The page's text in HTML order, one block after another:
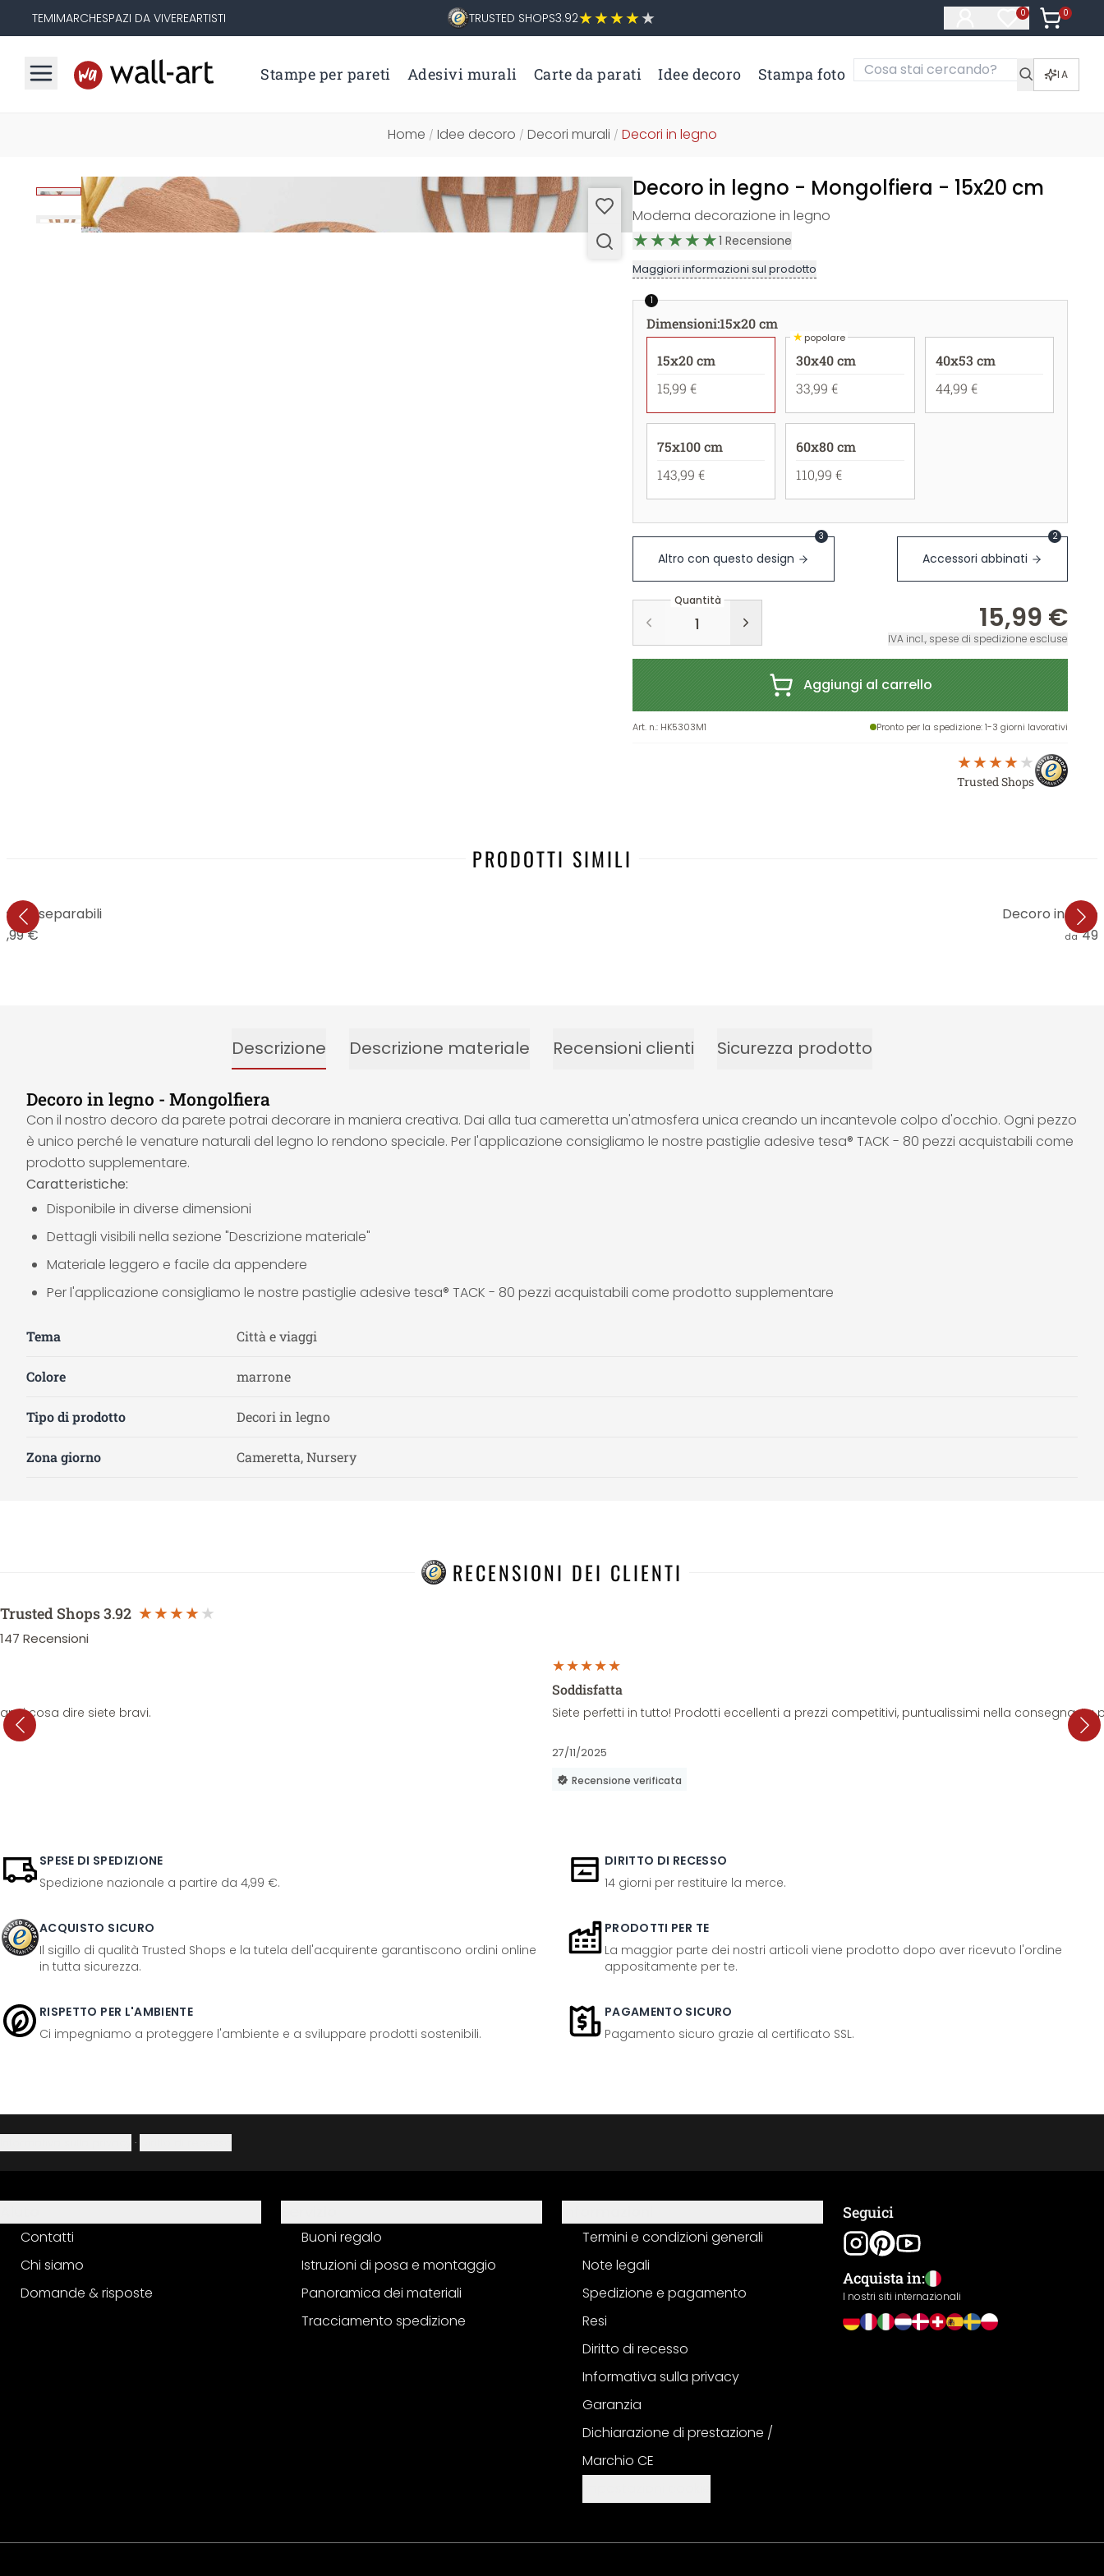
TEMIMARCHESPAZI DA VIVEREARTISTI TRUSTED SHOPS3.92 0
Articoli nella
0
Articoli
Stampe per pareti Adesivi murali Carte da parati Idee decoro Stampa foto IA
Home / Idee decoro / Decori murali / Decori in legno
Decoro in legno - Mongolfiera - 15x20 cm
Moderna decorazione in legno
1 Recensione
Maggiori informazioni sul prodotto
1
Dimensioni:15x20 cm
15x20 cm
15,99 €
★popolare
30x40 cm
33,99 €
40x53 cm
44,99 €
75x100 cm
143,99 €
60x80 cm
110,99 €
Altro con questo design
3
Accessori abbinati
2
Quantità
15,99 €
IVA incl., spese di spedizione escluse
Aggiungi al carrello
Art. n.: HK5303M1 Pronto per la spedizione: 1-3 giorni lavorativi
Trusted Shops
PRODOTTI SIMILI
- Inseparabili
€
Decoro in
da
Descrizione Descrizione materiale Recensioni clienti Sicurezza prodotto
Decoro in legno - Mongolfiera
Con il nostro decoro da parete potrai decorare in maniera creativa. Dai alla tua cameretta un'atmosfera unica creando un incantevole colpo d'occhio. Ogni pezzo
è unico perché le venature naturali del legno lo rendono speciale. Per l'applicazione consigliamo le nostre pastiglie adesive tesa® TACK - 80 pezzi acquistabili come
prodotto supplementare.
Caratteristiche:
Disponibile in diverse dimensioni
Dettagli visibili nella sezione "Descrizione materiale"
Materiale leggero e facile da appendere
Per l'applicazione consigliamo le nostre pastiglie adesive tesa® TACK - 80 pezzi acquistabili come prodotto supplementare
Tema Città e viaggi
Colore marrone
Tipo di prodotto Decori in legno
Zona giorno Cameretta, Nursery
RECENSIONI DEI CLIENTI
Trusted Shops3.92
147 Recensioni
cosa dire siete bravi.
Soddisfatta
Siete perfetti in tutto! Prodotti eccellenti a prezzi competitivi, puntualissimi nella consegna. La
27/11/2025
Recensione verificata
SPESE DI SPEDIZIONE
Spedizione nazionale a partire da 4,99 €.
DIRITTO DI RECESSO
14 giorni per restituire la merce.
ACQUISTO SICURO
Il sigillo di qualità Trusted Shops e la tutela dell'acquirente garantiscono ordini online
in tutta sicurezza.
PRODOTTI PER TE
La maggior parte dei nostri articoli viene prodotto dopo aver ricevuto l'ordine
appositamente per te.
RISPETTO PER L'AMBIENTE
Ci impegniamo a proteggere l'ambiente e a sviluppare prodotti sostenibili.
PAGAMENTO SICURO
Pagamento sicuro grazie al certificato SSL.
·
Contatti
Chi siamo
Domande & risposte
Buoni regalo
Istruzioni di posa e montaggio
Panoramica dei materiali
Tracciamento spedizione
Termini e condizioni generali
Note legali
Spedizione e pagamento
Resi
Diritto di recesso
Informativa sulla privacy
Garanzia
Dichiarazione di prestazione /
Marchio CE
Seguici
Acquista in:
I nostri siti internazionali